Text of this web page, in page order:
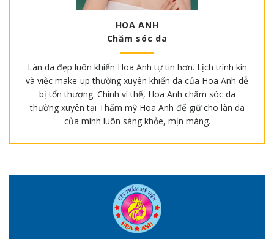
HOA ANH
Chăm sóc da
Làn da đẹp luôn khiến Hoa Anh tự tin hơn. Lịch trình kín
và việc make-up thường xuyên khiến da của Hoa Anh dễ
bị tổn thương. Chính vì thế, Hoa Anh chăm sóc da
thường xuyên tại Thẩm mỹ Hoa Anh để giữ cho làn da
của mình luôn sáng khỏe, mịn màng.